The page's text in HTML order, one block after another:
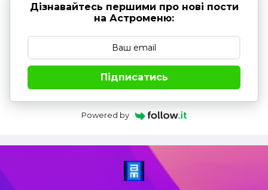
Дізнавайтесь першими про нові пости
на Астроменю:
Підписатись
Powered by